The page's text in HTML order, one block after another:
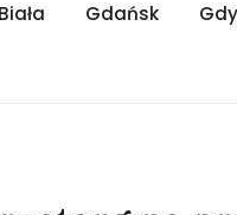
Gdańsk